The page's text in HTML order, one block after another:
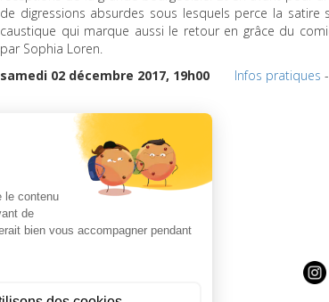
de digressions absurdes sous lesquels perce la
caustique qui marque aussi le retour en grâce du
par Sophia Loren.
samedi 02 décembre 2017, 19h00
Infos pratiques -